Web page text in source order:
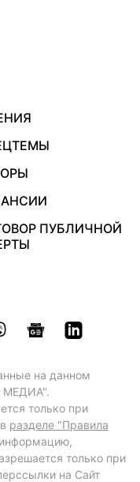
ПУБЛИЧНОЙ
на данном
МЕДИА".
только при
разделе "Правила
только при
на Сайт